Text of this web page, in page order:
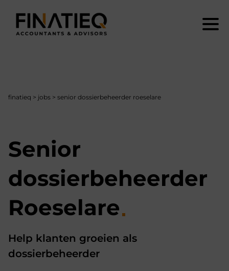
finatieq > jobs > senior dossierbeheerder roeselare
Senior
dossierbeheerder
Roeselare
Help klanten groeien als
dossierbeheerder